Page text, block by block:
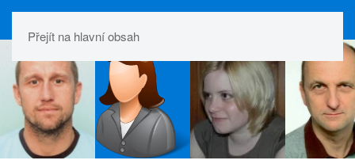
Přejít na hlavní obsah